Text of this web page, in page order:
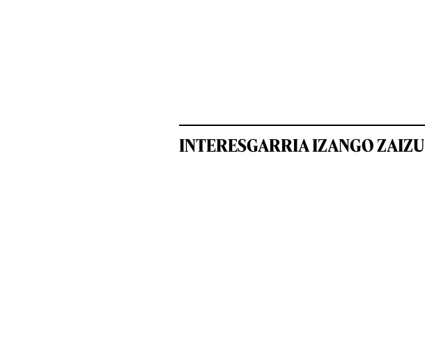
INTERESGARRIA IZANGO ZAIZU